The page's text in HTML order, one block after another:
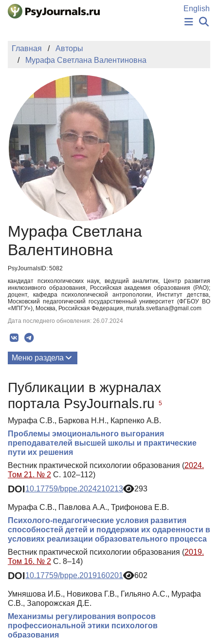
Перейти к основному содержанию
English
ИЗДАНИЯ
ПОДАТЬ РУКОПИСЬ
БАЗА ЗНАНИЙ
КЛЮЧЕВЫЕ СЛОВА
Регистрация
Главная
Авторы
Мурафа Светлана Валентиновна
Мурафа Светлана
Валентиновна
PsyJournalsID: 5082
кандидат психологических наук, ведущий аналитик, Центр развития
инклюзивного образования, Российская академия образования (РАО);
доцент, кафедра психологической антропологии, Институт детства,
Московский педагогический государственный университет (ФГБОУ ВО
«МПГУ»), Москва, Российская Федерация, murafa.svetlana@gmail.com
Дата последнего обновления: 26.07.2024
Меню раздела
Публикации в журналах
портала PsyJournals.ru
5
Мурафа С.В., Баркова Н.Н., Карпенко А.В.
Проблемы эмоционального выгорания
преподавателей высшей школы и практические
пути их решения
Вестник практической психологии образования (2024.
Том 21. № 2 С. 102–112)
DOI10.17759/bppe.2024210213 293
Мурафа С.В., Павлова А.А., Трифонова Е.В.
Психолого-педагогические условия развития
способностей детей и поддержки их одаренности в
условиях реализации образовательного процесса
Вестник практической психологии образования (2019.
Том 16. № 2 С. 8–14)
DOI10.17759/bppe.2019160201 602
Умняшова И.Б., Новикова Г.В., Гильяно А.С., Мурафа
С.В., Запорожская Д.Е.
Механизмы регулирования вопросов
профессиональной этики психологов
образования